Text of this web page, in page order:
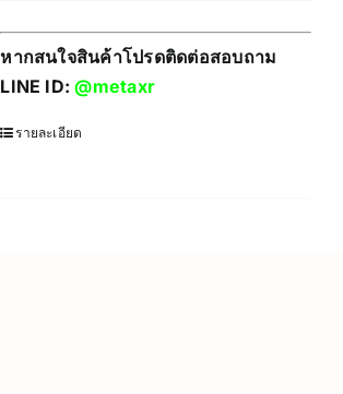
หากสนใจสินค้าโปรดติดต่อสอบถาม
LINE ID:@metaxr
รายละเอียด